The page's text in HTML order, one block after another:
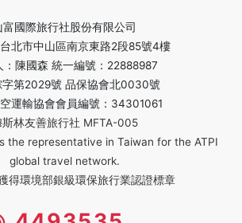
富國際旅行社股份有限公司
北市中山區南京東路2段85號4樓
：陳國森 統一編號：22888987
字第2029號 品保協會北0030號
運輸協會會員編號：34301061
斯林友善旅行社 MFTA-005
the representative in Taiwan for the ATPI
global travel network.
得環境部銀級環保旅行業認證標章